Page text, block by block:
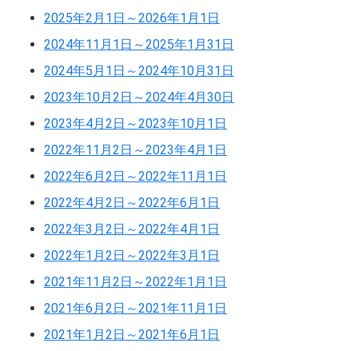
2025年2月1日～2026年1月1日
2024年11月1日～2025年1月31日
2024年5月1日～2024年10月31日
2023年10月2日～2024年4月30日
2023年4月2日～2023年10月1日
2022年11月2日～2023年4月1日
2022年6月2日～2022年11月1日
2022年4月2日～2022年6月1日
2022年3月2日～2022年4月1日
2022年1月2日～2022年3月1日
2021年11月2日～2022年1月1日
2021年6月2日～2021年11月1日
2021年1月2日～2021年6月1日